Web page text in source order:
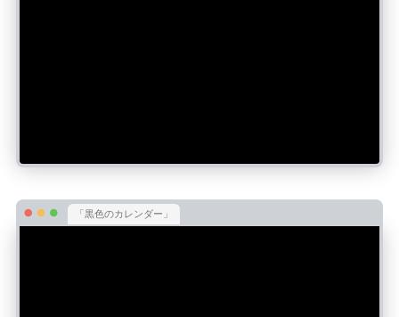
「黒色のカレンダー」